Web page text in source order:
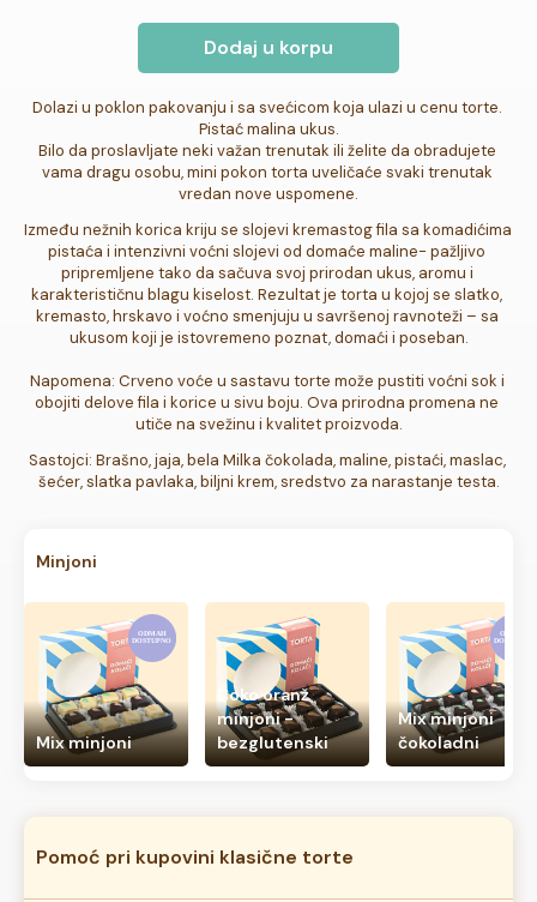
Dodaj u korpu
Dolazi u poklon pakovanju i sa svećicom koja ulazi u cenu torte.
Pistać malina ukus.
Bilo da proslavljate neki važan trenutak ili želite da obradujete
vama dragu osobu, mini pokon torta uveličaće svaki trenutak
vredan nove uspomene.
Između nežnih korica kriju se slojevi kremastog fila sa komadićima
pistaća i intenzivni voćni slojevi od domaće maline- pažljivo
pripremljene tako da sačuva svoj prirodan ukus, aromu i
karakterističnu blagu kiselost. Rezultat je torta u kojoj se slatko,
kremasto, hrskavo i voćno smenjuju u savršenoj ravnoteži – sa
ukusom koji je istovremeno poznat, domaći i poseban.
Napomena: Crveno voće u sastavu torte može pustiti voćni sok i
obojiti delove fila i korice u sivu boju. Ova prirodna promena ne
utiče na svežinu i kvalitet proizvoda.
Sastojci: Brašno, jaja, bela Milka čokolada, maline, pistaći, maslac,
šećer, slatka pavlaka, biljni krem, sredstvo za narastanje testa.
Minjoni
Mix minjoni
Čoko oranž
minjoni -
bezglutenski
Mix minjoni
čokoladni
Pomoć pri kupovini klasične torte